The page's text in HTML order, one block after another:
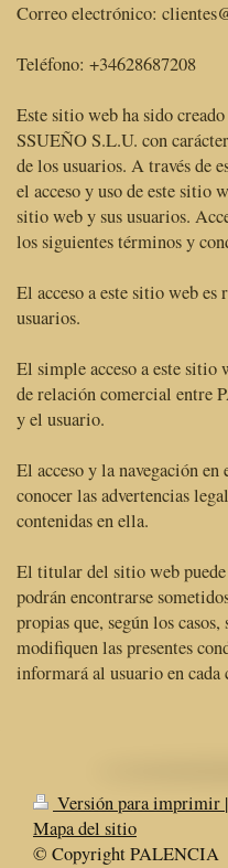
Correo electrónico:
Teléfono: +34628687208
Este sitio web ha sido
SSUEÑO S.L.U. con
de los usuarios. A través de
el acceso y uso de este sitio
sitio web y sus usuarios.
los siguientes términos y
El acceso a este sitio web es
usuarios.
El simple acceso a este sitio
de relación comercial entre
y el usuario.
El acceso y la navegación
conocer las advertencias
contenidas en ella.
El titular del sitio web
podrán encontrarse
propias que, según los
modifiquen las presentes
informará al usuario en cada
Versión para imprimir |
Mapa del sitio
© Copyright PALENCIA